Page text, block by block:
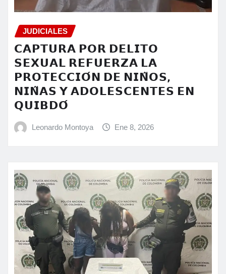
JUDICIALES
𝗖𝗔𝗣𝗧𝗨𝗥𝗔 𝗣𝗢𝗥 𝗗𝗘𝗟𝗜𝗧𝗢
𝗦𝗘𝗫𝗨𝗔𝗟 𝗥𝗘𝗙𝗨𝗘𝗥𝗭𝗔 𝗟𝗔
𝗣𝗥𝗢𝗧𝗘𝗖𝗖𝗜𝗢́𝗡 𝗗𝗘 𝗡𝗜𝗡̃𝗢𝗦,
𝗡𝗜𝗡̃𝗔𝗦 𝗬 𝗔𝗗𝗢𝗟𝗘𝗦𝗖𝗘𝗡𝗧𝗘𝗦 𝗘𝗡
𝗤𝗨𝗜𝗕𝗗𝗢́
Leonardo Montoya Ene 8, 2026